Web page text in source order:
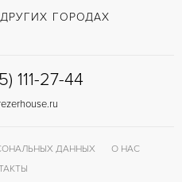
ГОРОДАХ
111-27-44
ДАННЫХ
О НАС